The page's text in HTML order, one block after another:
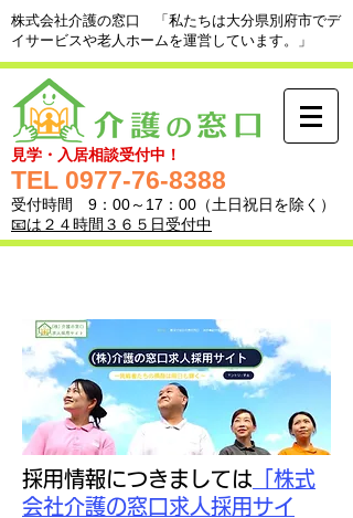
​株式会社介護の窓口 「私たちは大分県別府市でデ
イサービスや老人ホームを運営しています。」
見学・入居相談受付中！
TEL 0977-76-8388
受付時間 9：00～17：00（土日祝日を除く）
​📧は２４時間３６５日受付中
採用情報につきましては 「株式
会社介護の窓口求人採用サイ